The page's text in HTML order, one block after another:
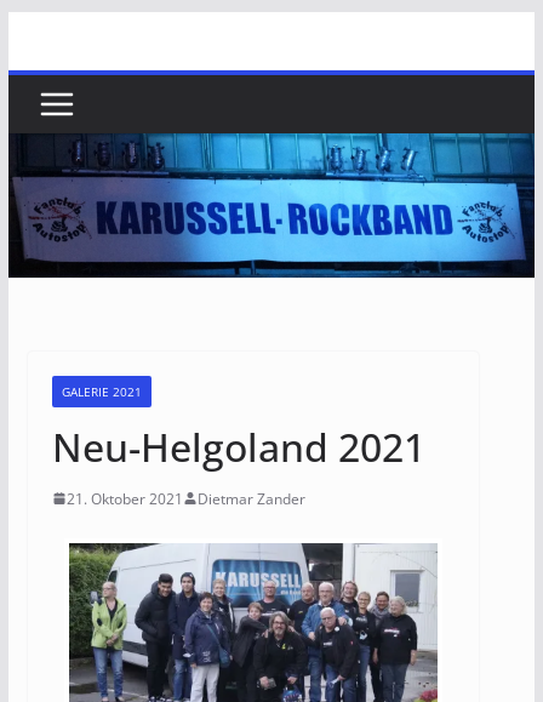
GALERIE 2021
Neu-Helgoland 2021
21. Oktober 2021 Dietmar Zander